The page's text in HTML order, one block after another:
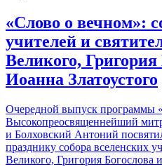
«Слово о вечном»:
учителей и
Великого, Григория
Иоанна Златоустого
Очередной выпуск программы
Высокопреосвященнейший
и Болховский Антоний
празднику собора вселенских
Великого, Григория Богослова